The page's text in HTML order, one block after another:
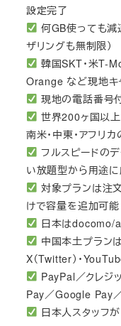
設定完了
何GB使っても減
ザリングも無制限）
韓国SKT・米T-
Orange など現地キ
現地の電話番号
世界200ヶ国以上
南米・中東・アフリ
フルスピードの
い放題型から用途
対象プランは注
けで容量を追加可能
日本はdocomo/
中国本土プラン
X（Twitter）・
PayPal／クレジ
Pay／Google Pay
日本人スタッフ